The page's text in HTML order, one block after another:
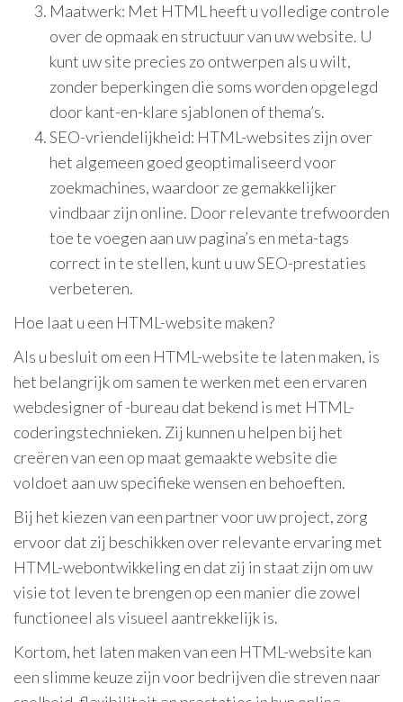
Maatwerk: Met HTML heeft u volledige controle
over de opmaak en structuur van uw website. U
kunt uw site precies zo ontwerpen als u wilt,
zonder beperkingen die soms worden opgelegd
door kant-en-klare sjablonen of thema’s.
SEO-vriendelijkheid: HTML-websites zijn over
het algemeen goed geoptimaliseerd voor
zoekmachines, waardoor ze gemakkelijker
vindbaar zijn online. Door relevante trefwoorden
toe te voegen aan uw pagina’s en meta-tags
correct in te stellen, kunt u uw SEO-prestaties
verbeteren.
Hoe laat u een HTML-website maken?
Als u besluit om een HTML-website te laten maken, is
het belangrijk om samen te werken met een ervaren
webdesigner of -bureau dat bekend is met HTML-
coderingstechnieken. Zij kunnen u helpen bij het
creëren van een op maat gemaakte website die
voldoet aan uw specifieke wensen en behoeften.
Bij het kiezen van een partner voor uw project, zorg
ervoor dat zij beschikken over relevante ervaring met
HTML-webontwikkeling en dat zij in staat zijn om uw
visie tot leven te brengen op een manier die zowel
functioneel als visueel aantrekkelijk is.
Kortom, het laten maken van een HTML-website kan
een slimme keuze zijn voor bedrijven die streven naar